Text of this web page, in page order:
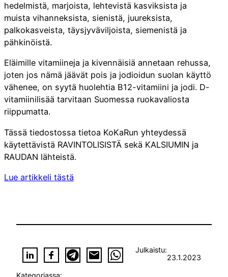
hedelmistä, marjoista, lehtevistä kasviksista ja
muista vihanneksista, sienistä, juureksista,
palkokasveista, täysjyväviljoista, siemenistä ja
pähkinöistä.
Eläimille vitamiineja ja kivennäisiä annetaan rehussa,
joten jos nämä jäävät pois ja jodioidun suolan käyttö
vähenee, on syytä huolehtia B12-vitamiini ja jodi. D-
vitamiinilisää tarvitaan Suomessa ruokavaliosta
riippumatta.
Tässä tiedostossa tietoa KoKaRun yhteydessä
käytettävistä RAVINTOLISISTÄ sekä KALSIUMIN ja
RAUDAN lähteistä.
Lue artikkeli tästä
Julkaistu:
23.1.2023
Kategoriassa: